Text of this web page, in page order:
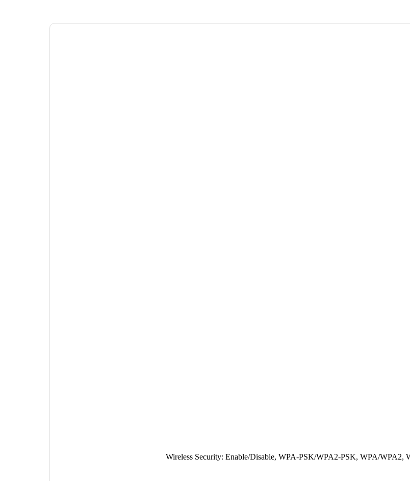
Wireless Security: Enable/Disable, WPA-PSK/WPA2-PSK, WPA/WPA2,